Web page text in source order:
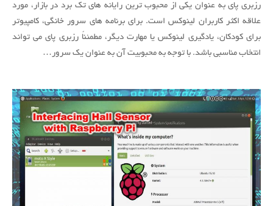
نصب
CentOS
رزبری
رزبری پای به عنوان یکی از محبوب ترین رایانه های تک برد در بازار، مورد
علاقه اکثر کاربران لینوکس است. برای برنامه های سرور خانگی، کامپیوتر
برای کودکان، یادگیری لینوکس یا مهارت دیگر، مطمئناً رزبری پای می تواند
انتخاب مناسبی باشد. با توجه به محبوبیت آن به عنوان یک سرور…